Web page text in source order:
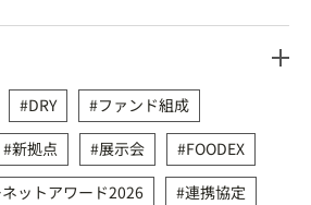
DRY
ファンド組成
新拠点 展示会
FOODEX
ットアワード2026
連携協定